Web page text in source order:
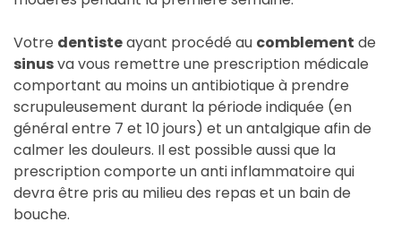
Votre dentisteayant procédé au comblement de
sinusva vous remettre une prescription médicale
comportant au moins un antibiotique à prendre
scrupuleusement durant la période indiquée (en
général entre 7 et 10 jours) et un antalgique afin de
calmer les douleurs. Il est possible aussi que la
prescription comporte un anti inflammatoire qui
devra être pris au milieu des repas et un bain de
bouche.